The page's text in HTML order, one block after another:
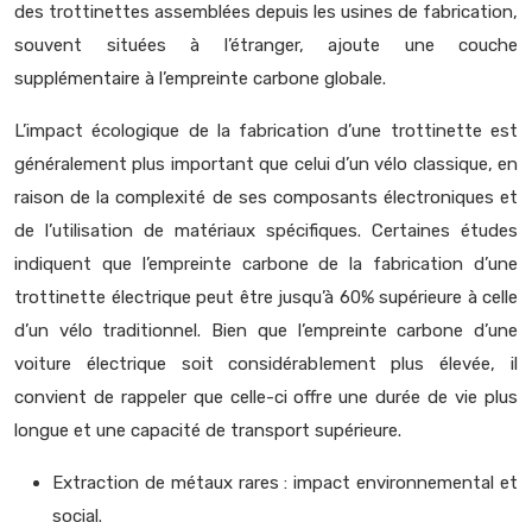
des trottinettes assemblées depuis les usines de fabrication,
souvent situées à l’étranger, ajoute une couche
supplémentaire à l’empreinte carbone globale.
L’impact écologique de la fabrication d’une trottinette est
généralement plus important que celui d’un vélo classique, en
raison de la complexité de ses composants électroniques et
de l’utilisation de matériaux spécifiques. Certaines études
indiquent que l’empreinte carbone de la fabrication d’une
trottinette électrique peut être jusqu’à 60% supérieure à celle
d’un vélo traditionnel. Bien que l’empreinte carbone d’une
voiture électrique soit considérablement plus élevée, il
convient de rappeler que celle-ci offre une durée de vie plus
longue et une capacité de transport supérieure.
Extraction de métaux rares : impact environnemental et
social.